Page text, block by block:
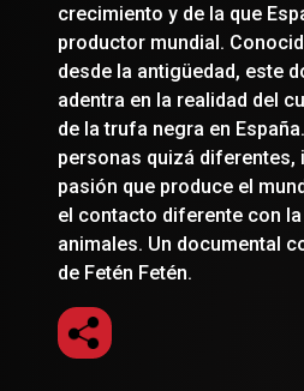
crecimiento y de la que
productor mundial.
desde la antigüedad, este
adentra en la realidad del
de la trufa negra en
personas quizá diferentes,
pasión que produce el
el contacto diferente con
animales. Un documental
de Fetén Fetén.